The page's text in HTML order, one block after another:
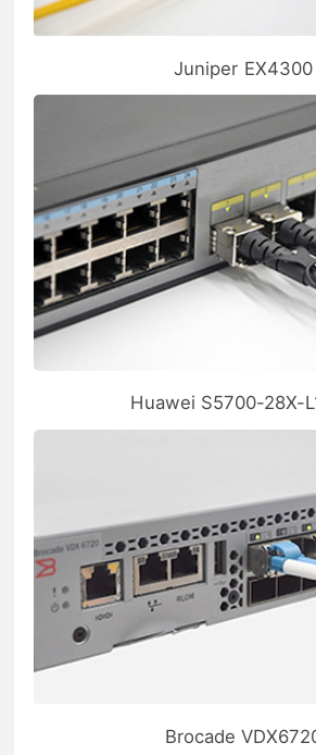
Juniper EX4300
Huawei S5700-28X-
Brocade